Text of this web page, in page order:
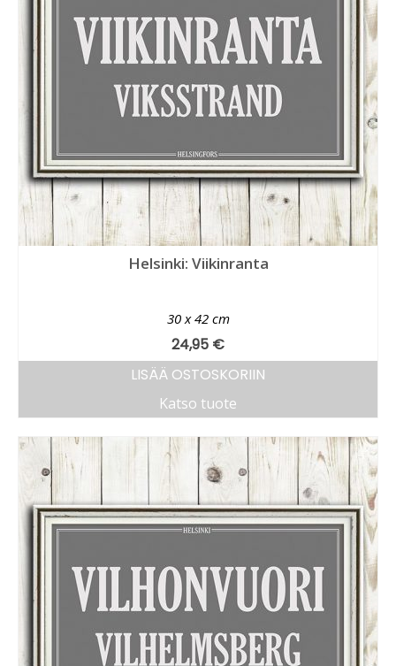
Helsinki: Viikinranta
30 x 42 cm
24,95 €
LISÄÄ OSTOSKORIIN
Katso tuote